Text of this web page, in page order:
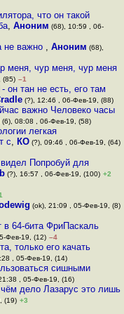
что он такой
, Аноним (68), 10:59 , 06-
не важно ,Аноним (68),
меня, чур меня, чур меня
(85) –1
он тан не есть, его там
(?), 12:46 , 06-Фев-19, (88)
важно Человеко часы
(6), 08:08 , 06-Фев-19, (58)
легкая
с, КО (?), 09:46 , 06-Фев-19, (64)
Попробуй для
(?), 16:57 , 06-Фев-19, (100) +2
(ok), 21:09 , 05-Фев-19, (8)
64-бита ФриПаскаль
Фев-19, (12) –4
только его качать
, 05-Фев-19, (14)
сишными
, 05-Фев-19, (16)
дело Лазарус это лишь
(19) +3